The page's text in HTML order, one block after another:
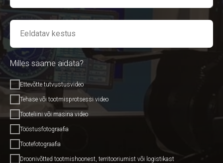
Milles saame aidata?
Ettevõtte tutvustusvideo
Tehase või tootmisprotsessi video
Tooteliini või masina video
Tööstusfotograafia
Tootefotograafia
Droonivõtted tootmishoonest, territooriumist või logistikast